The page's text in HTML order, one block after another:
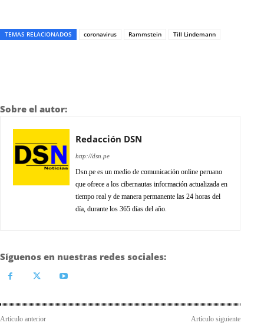
TEMAS RELACIONADOS coronavirus Rammstein Till Lindemann
Sobre el autor:
Redacción DSN
http://dsn.pe
Dsn.pe es un medio de comunicación online peruano
que ofrece a los cibernautas información actualizada en
tiempo real y de manera permanente las 24 horas del
día, durante los 365 días del año.
Síguenos en nuestras redes sociales:
Artículo anterior
Artículo siguiente